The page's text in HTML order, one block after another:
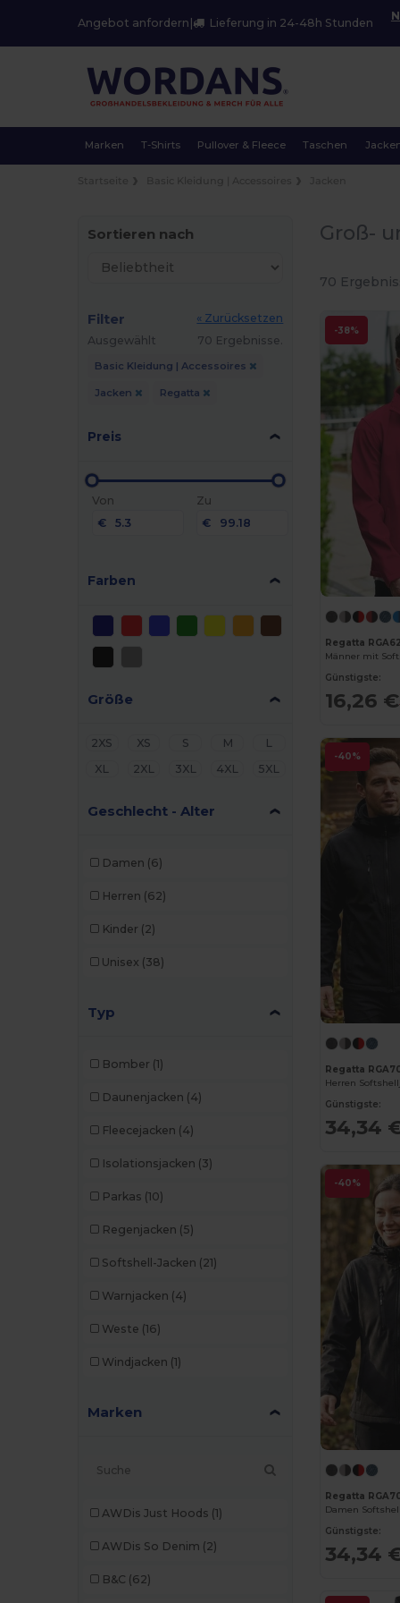
Angebot anfordern Lieferung in 24-48h Stunden
Marken T-Shirts Pullover & Fleece Taschen
Sortieren nach
Filter
« Zurücksetzen
Ausgewählt
70 Ergebnisse.
Basic Kleidung | Accessoires
Jacken Regatta
Preis
Von
€
Zu
€
Farben
Größe
2XS XS S M
L
XL
2XL 3XL 4XL 5XL
Geschlecht - Alter
Damen (6)
Herren (62)
Kinder (2)
Unisex (38)
Typ
Bomber (1)
Daunenjacken (4)
Fleecejacken (4)
Isolationsjacken (3)
Parkas (10)
Regenjacken (5)
Softshell-Jacken (21)
Warnjacken (4)
Weste (16)
Windjacken (1)
Marken
AWDis Just Hoods (1)
AWDis So Denim (2)
B&C (62)
Groß-
70
-38%
Regatta
Männer mit
Günstigste:
16,26 €
-40%
Regatta
Herren
Günstigste:
34,34
-40%
Regatta
Damen
Günstigste:
34,34